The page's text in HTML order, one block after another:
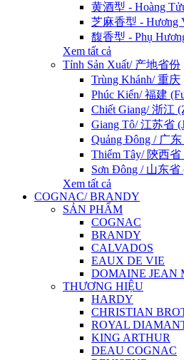
黄酒型 - Hoàng
芝麻香型 - Hương
馥香型 - Phụ
Xem tất cả
Tỉnh Sản Xuất/ 产地省份
Trùng Khánh/ 重庆
Phúc Kiến/ 福建
Chiết Giang/ 浙江
Giang Tô/ 江苏省
Quảng Đông / 广东
Thiểm Tây/ 陝西省
Sơn Đông / 山东省
Xem tất cả
COGNAC/ BRANDY
SẢN PHẨM
COGNAC
BRANDY
CALVADOS
EAUX DE VIE
DOMAINE JEAN
THƯƠNG HIỆU
HARDY
CHRISTIAN
ROYAL
KING ARTHUR
DEAU COGNAC